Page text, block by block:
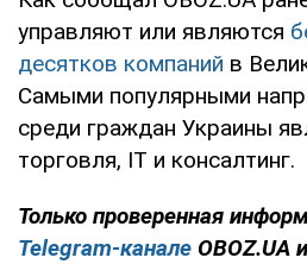
управляют или являются
десятков компаний в
Самыми популярными
среди граждан Украины
торговля, IT и консалтинг.
Только проверенная
Telegram-канале OBOZ.UA